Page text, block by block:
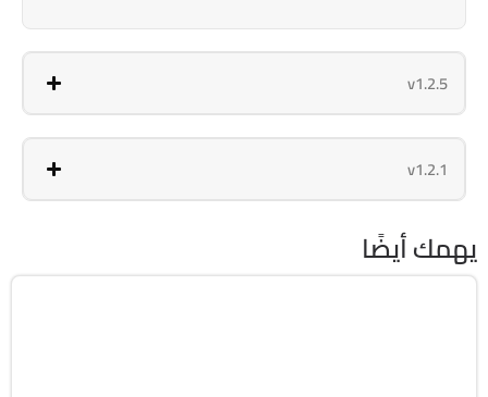
v1.2.5
v1.2.1
يهمك أيضًا